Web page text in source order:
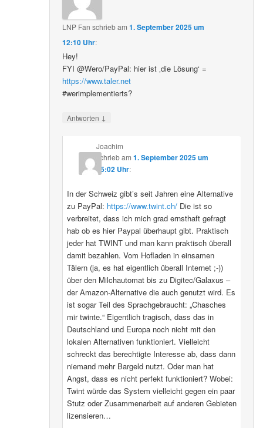
LNP Fan schriebam1. September 2025 um
12:10 Uhr:
Hey!
FYI @Wero/PayPal: hier ist ‚die Lösung‘ =
https://www.taler.net
#werimplementierts?
Antworten ↓
Joachim
schriebam 1. September 2025 um
15:02 Uhr:
In der Schweiz gibt’s seit Jahren eine Alternative
zu PayPal: https://www.twint.ch/Die ist so
verbreitet, dass ich mich grad ernsthaft gefragt
hab ob es hier Paypal überhaupt gibt. Praktisch
jeder hat TWINT und man kann praktisch überall
damit bezahlen. Vom Hofladen in einsamen
Tälern (ja, es hat eigentlich überall Internet ;-))
über den Milchautomat bis zu Digitec/Galaxus –
der Amazon-Alternative die auch genutzt wird. Es
ist sogar Teil des Sprachgebraucht: „Chasches
mir twinte.“ Eigentlich tragisch, dass das in
Deutschland und Europa noch nicht mit den
lokalen Alternativen funktioniert. Vielleicht
schreckt das berechtigte Interesse ab, dass dann
niemand mehr Bargeld nutzt. Oder man hat
Angst, dass es nicht perfekt funktioniert? Wobei:
Twint würde das System vielleicht gegen ein paar
Stutz oder Zusammenarbeit auf anderen Gebieten
lizensieren…